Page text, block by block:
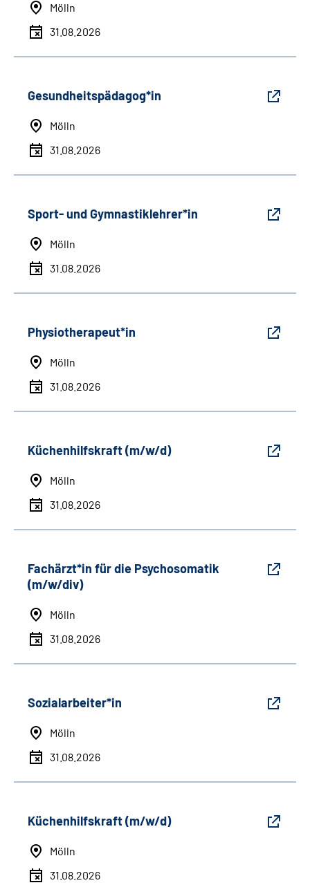
Mölln
31.08.2026
Gesundheitspädagog*in
Mölln
31.08.2026
Sport- und Gymnastiklehrer*in
Mölln
31.08.2026
Physiotherapeut*in
Mölln
31.08.2026
Küchenhilfskraft (m/w/d)
Mölln
31.08.2026
Fachärzt*in für die Psychosomatik
(m/w/div)
Mölln
31.08.2026
Sozialarbeiter*in
Mölln
31.08.2026
Küchenhilfskraft (m/w/d)
Mölln
31.08.2026